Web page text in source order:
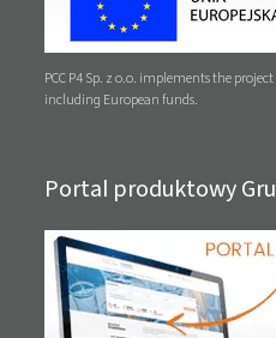
PCC P4 Sp. z o.o. implements the
including European funds.
Portal produktowy